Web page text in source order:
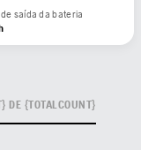
saída da bateria
DE {TOTALCOUNT}